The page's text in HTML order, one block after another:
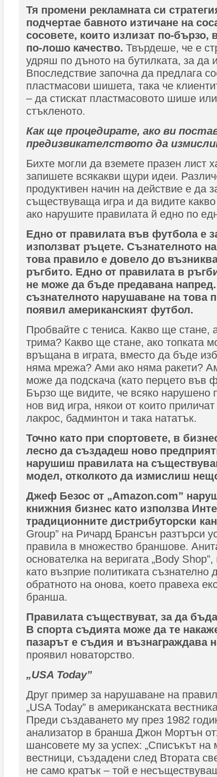
Тя промени рекламната си
подчертае бавното изтичане на
сосовете, които излизат по-бързо,
по-лошо качество. Твърдеше, че е
удряш по дъното на бутилката, за да
Впоследствие започна да предлага
пластмасови шишета, така че
– да стискат пластмасовото шише
стъкленото.
Как ще процедирате, ако ви
предизвикателството да
Бихте могли да вземете празен лист
запишете всякакви щури идеи.
продуктивен начин на действие е да
съществуваща игра и да видите
ако нарушите правилата й едно по
Едно от правилата във футбола е
използват ръцете. Съзнателното
това правило е довело до
ръгбито. Едно от правилата в
не може да бъде предавана
съзнателното нарушаване на това
появил американският футбол.
Пробвайте с тениса. Какво ще стане,
трима? Какво ще стане, ако топката
връщана в играта, вместо да бъде
няма мрежа? Ами ако няма ракети?
може да подскача (като перцето във
Бързо ще видите, че всяко нарушено
нов вид игра, някои от които
лакрос, бадминтон и така нататък.
Точно като при спортовете, в
лесно да създадеш ново
нарушиш правилата на
модел, отколкото да измислиш
Джеф Безос от „Amazon.com”
книжния бизнес като използва
традиционните дистрибуторски
Group” на Ричард Брансън разтърси
правила в множество браншове.
основателка на веригата „Body Shop”,
като възприе политиката съзнателно
обратното на онова, което правеха
бранша.
Правилата съществуват, за да
В спорта съдията може да те
пазарът е съдия и възнаграждава
проявил новаторство.
„USA Today”
Друг пример за нарушаване на
„USA Today” в американската
Преди създаването му през 1982
анализатор в бранша Джон Мортън
шансовете му за успех: „Списъкът на
вестници, създадени след Втората
не само кратък – той е